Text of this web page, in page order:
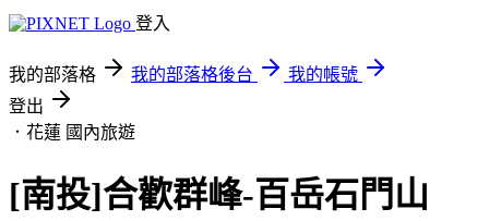
登入
我的部落格 我的部落格後台
我的帳號
登出
．花蓮 國內旅遊
[南投]合歡群峰-百岳石門山